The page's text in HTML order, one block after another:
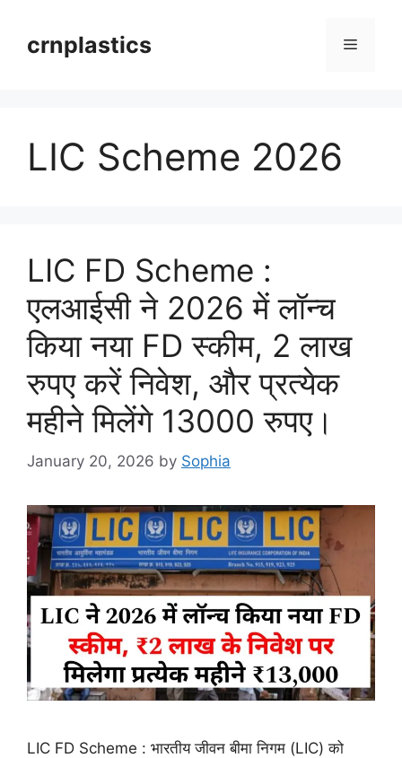
contentcrnplastics Menu
LIC Scheme 2026
LIC FD Scheme :
एलआईसी ने 2026 में लॉन्च
किया नया FD स्कीम, 2 लाख
रुपए करें निवेश, और प्रत्येक
महीने मिलेंगे 13000 रुपए।
January 20, 2026 by Sophia
LIC FD Scheme : भारतीय जीवन बीमा निगम (LIC) को